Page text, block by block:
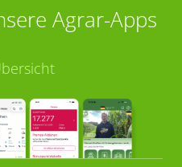
Agrar-Apps